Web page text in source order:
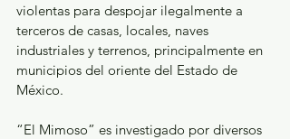
violentas para despojar ilegalmente a
terceros de casas, locales, naves
industriales y terrenos, principalmente en
municipios del oriente del Estado de
México.
“El Mimoso” es investigado por diversos